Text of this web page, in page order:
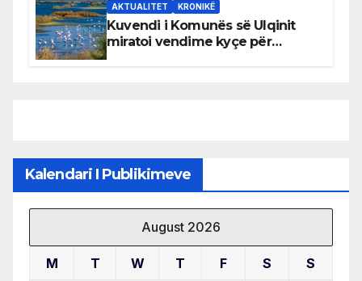
AKTUALITET KRONIKË
Kuvendi i Komunës së Ulqinit
miratoi vendime kyçe për
Kalendari I Publikimeve
August 2026
M T W T F S S